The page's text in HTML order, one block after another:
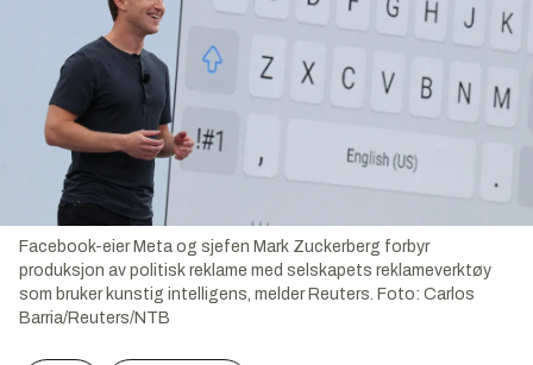
Facebook-eier Meta og sjefen Mark Zuckerberg forbyr
produksjon av politisk reklame med selskapets reklameverktøy
som bruker kunstig intelligens, melder Reuters. Foto: Carlos
Barria/Reuters/NTB